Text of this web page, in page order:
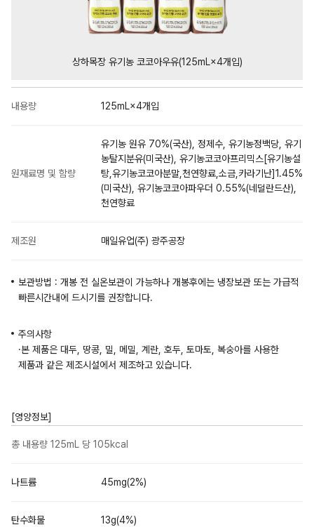
상하목장 유기농 코코아우유(125mL×4개입)
내용량 125mL×4개입
원재료명 및 함량
유기농 원유 70%(국산), 정제수, 유기농정백당, 유기
농탈지분유(미국산), 유기농코코아프리믹스[유기농설
탕,유기농코코아분말,천연향료,소금,카라기난]1.45%
(미국산), 유기농코코아파우더 0.55%(네덜란드산),
천연향료
제조원 매일유업(주) 광주공장
보관방법 : 개봉 전 실온보관이 가능하나 개봉후에는 냉장보관 또는 가급적
빠른시간내에 드시기를 권장합니다.
주의사항
·본 제품은 대두, 땅콩, 밀, 메밀, 계란, 호두, 토마토, 복숭아를 사용한
제품과 같은 제조시설에서 제조하고 있습니다.
[영양정보]
총 내용량 125mL 당 105kcal
나트륨 45mg(2%)
탄수화물 13g(4%)